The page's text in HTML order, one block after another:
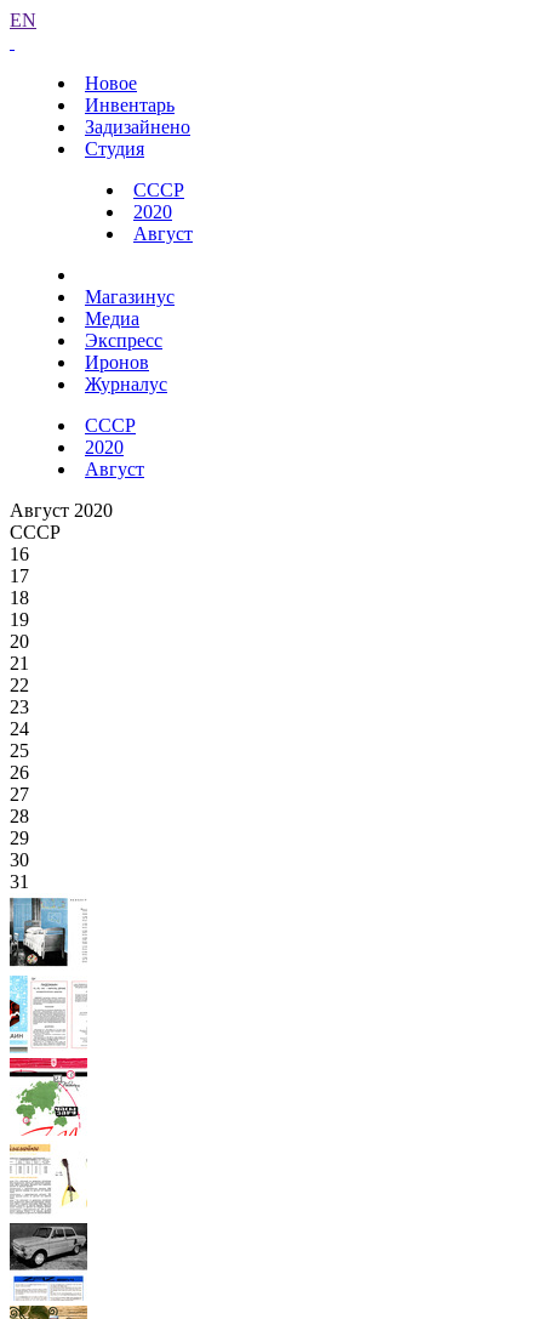
EN
Новое
Инвентарь
Задизайнено
Студия
СССР
2020
Август
Магазинус
Медиа
Экспресс
Иронов
Журналус
СССР
2020
Август
Август 2020
СССР
16
17
18
19
20
21
22
23
24
25
26
27
28
29
30
31